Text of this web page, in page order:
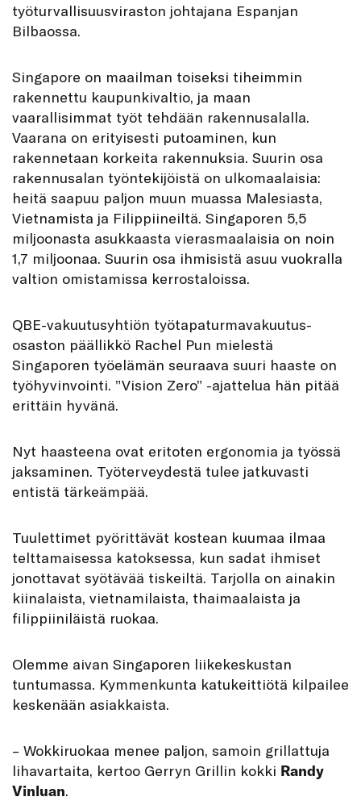
työturvallisuusviraston johtajana Espanjan
Bilbaossa.
Singapore on maailman toiseksi tiheimmin
rakennettu kaupunkivaltio, ja maan
vaarallisimmat työt tehdään rakennusalalla.
Vaarana on erityisesti putoaminen, kun
rakennetaan korkeita rakennuksia. Suurin osa
rakennusalan työntekijöistä on ulkomaalaisia:
heitä saapuu paljon muun muassa Malesiasta,
Vietnamista ja Filippiineiltä. Singaporen 5,5
miljoonasta asukkaasta vierasmaalaisia on noin
1,7 miljoonaa. Suurin osa ihmisistä asuu vuokralla
valtion omistamissa kerrostaloissa.
QBE-vakuutusyhtiön työtapaturmavakuutus-
osaston päällikkö Rachel Pun mielestä
Singaporen työelämän seuraava suuri haaste on
työhyvinvointi. ”Vision Zero” -ajattelua hän pitää
erittäin hyvänä.
Nyt haasteena ovat eritoten ergonomia ja työssä
jaksaminen. Työterveydestä tulee jatkuvasti
entistä tärkeämpää.
Tuulettimet pyörittävät kostean kuumaa ilmaa
telttamaisessa katoksessa, kun sadat ihmiset
jonottavat syötävää tiskeiltä. Tarjolla on ainakin
kiinalaista, vietnamilaista, thaimaalaista ja
filippiiniläistä ruokaa.
Olemme aivan Singaporen liikekeskustan
tuntumassa. Kymmenkunta katukeittiötä kilpailee
keskenään asiakkaista.
– Wokkiruokaa menee paljon, samoin grillattuja
lihavartaita, kertoo Gerryn Grillin kokki Randy
Vinluan.